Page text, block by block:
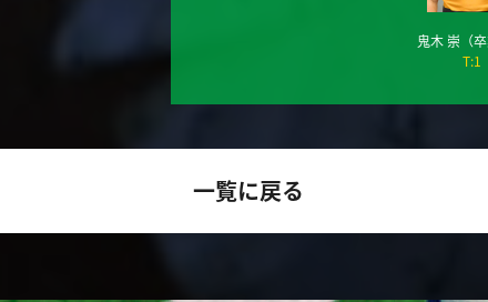
鬼木 崇 （
T:1
一覧に戻る